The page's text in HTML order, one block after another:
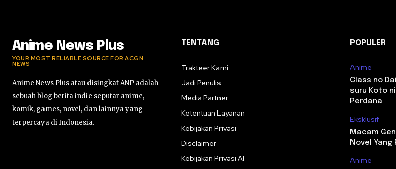
Anime News Plus
YOUR MOST RELIABLE SOURCE FOR ACGN
NEWS
Anime News Plus atau disingkat ANP adalah
sebuah blog berita indie seputar anime,
komik, games, novel, dan lainnya yang
terpercaya di Indonesia.
TENTANG
Trakteer Kami
Jadi Penulis
Media Partner
Ketentuan Layanan
Kebijakan Privasi
Disclaimer
Kebijakan Privasi AI
POPULER
Anime
Class no
suru Koto
Perdana
Eksklusif
Macam
Novel Yang
Anime